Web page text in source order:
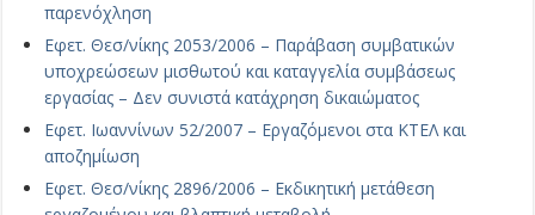
παρενόχληση
Εφετ. Θεσ/νίκης 2053/2006 – Παράβαση συμβατικών
υποχρεώσεων μισθωτού και καταγγελία συμβάσεως
εργασίας – Δεν συνιστά κατάχρηση δικαιώματος
Εφετ. Ιωαννίνων 52/2007 – Εργαζόμενοι στα ΚΤΕΛ και
αποζημίωση
Εφετ. Θεσ/νίκης 2896/2006 – Εκδικητική μετάθεση